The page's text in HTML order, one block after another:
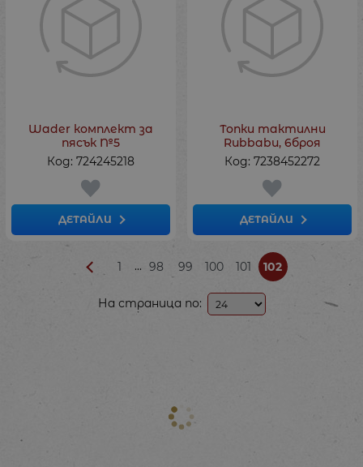
Wader комплект за
пясък №5
Код: 724245218
ДЕТАЙЛИ
Топки тактилни
Rubbabu, 6броя
Код: 7238452272
ДЕТАЙЛИ
1 ... 98 99 100 101 102
На страница по: